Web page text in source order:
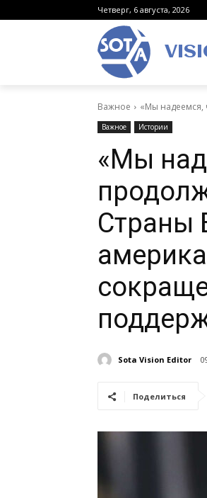
Четверг, 6 августа, 2026
Важное «Мы надеемся,
Важное Истории
«Мы
Страны
Sota Vision Editor
Поделиться